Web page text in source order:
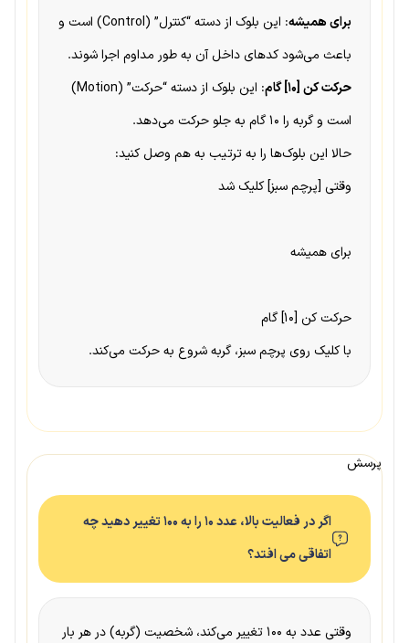
برای همیشه
: این بلوک از دسته “کنترل” (Control) است و
باعث می‌شود کدهای داخل آن به طور مداوم اجرا شوند.
حرکت کن [۱۰] گام
: این بلوک از دسته “حرکت” (Motion)
است و گربه را ۱۰ گام به جلو حرکت می‌دهد.
حالا این بلوک‌ها را به ترتیب به هم وصل کنید:
وقتی [پرچم سبز] کلیک شد
برای همیشه
حرکت کن [۱۰] گام
با کلیک روی پرچم سبز، گربه شروع به حرکت می‌کند.
پرسش
اگر در فعالیت بالا، عدد ۱۰ را به ۱۰۰ تغییر دهید چه
اتفاقی می افتد؟
وقتی عدد به ۱۰۰ تغییر می‌کند، شخصیت (گربه) در هر بار